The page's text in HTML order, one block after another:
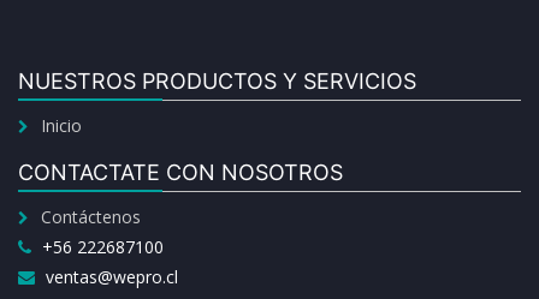
NUESTROS PRODUCTOS Y SERVICIOS
Inicio
CONTACTATE CON NOSOTROS
Contáctenos
+56 222687100
ventas@wepro.cl